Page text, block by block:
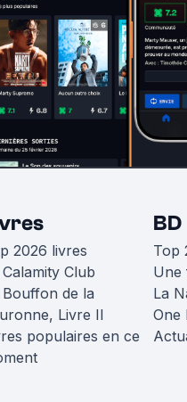
2026 livres
Calamity Club
Bouffon de la
Livre II
populaires en ce
BD
Top
Une
La
One